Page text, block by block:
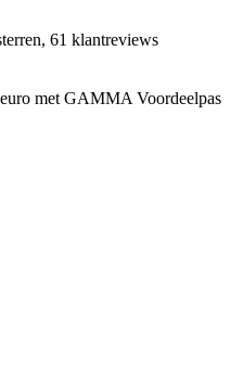
61 klantreviews
met GAMMA Voordeelpas